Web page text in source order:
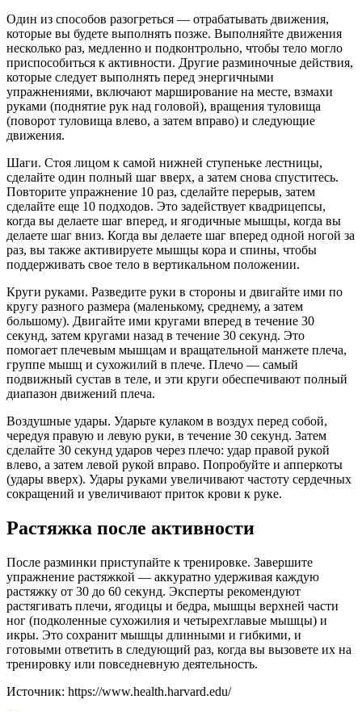
Один из способов разогреться — отрабатывать движения,
которые вы будете выполнять позже. Выполняйте движения
несколько раз, медленно и подконтрольно, чтобы тело могло
приспособиться к активности. Другие разминочные действия,
которые следует выполнять перед энергичными
упражнениями, включают марширование на месте, взмахи
руками (поднятие рук над головой), вращения туловища
(поворот туловища влево, а затем вправо) и следующие
движения.
Шаги. Стоя лицом к самой нижней ступеньке лестницы,
сделайте один полный шаг вверх, а затем снова спуститесь.
Повторите упражнение 10 раз, сделайте перерыв, затем
сделайте еще 10 подходов. Это задействует квадрицепсы,
когда вы делаете шаг вперед, и ягодичные мышцы, когда вы
делаете шаг вниз. Когда вы делаете шаг вперед одной ногой за
раз, вы также активируете мышцы кора и спины, чтобы
поддерживать свое тело в вертикальном положении.
Круги руками. Разведите руки в стороны и двигайте ими по
кругу разного размера (маленькому, средне­му, а затем
большому). Двигайте ими кругами вперед в течение 30
секунд, затем кругами назад в течение 30 секунд. Это
помогает плечевым мышцам и вращательной манжете плеча,
группе мышц и сухожилий в плече. Плечо — самый
подвижный сустав в теле, и эти круги обеспечивают полный
диапазон движений плеча.
Воздушные удары. Ударьте кулаком в воздух перед собой,
чередуя правую и левую руки, в течение 30 секунд. Затем
сделайте 30 секунд ударов через плечо: удар правой рукой
влево, а затем левой рукой вправо. Попробуйте и апперкоты
(удары вверх). Удары руками увеличивают частоту сердечных
сокращений и увеличивают приток крови к руке.
Растяжка после активности
После разминки приступайте к тренировке. Завершите
упражнение растяжкой — аккуратно удерживая каждую
растяжку от 30 до 60 секунд. Эксперты рекомендуют
растягивать плечи, ягодицы и бедра, мышцы верхне­й части
ног (подколенные сухожилия и четырехглавые мышцы) и
икры. Это сохранит мышцы длинными и гибкими, и
готовыми ответить в следующий раз, когда вы вызовете их на
тренировку или повседневную деятельность.
Источник: https://www.health.harvard.edu/